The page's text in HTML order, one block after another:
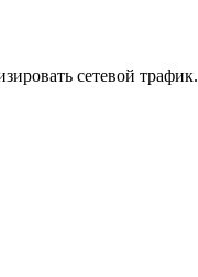
сетевой трафик.